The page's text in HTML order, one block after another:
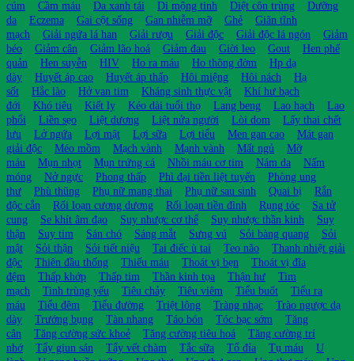
cúm
Cầm máu Da xanh tái Di mộng tinh Diệt côn trùng
Dưỡng
da
Eczema Gai cột sống Gan nhiễm mỡ Ghẻ
Giãn tĩnh
mạch
Giải ngứa lá han Giải rượu Giải độc Giải độc lá ngón
Giảm
béo
Giảm cân Giảm lão hoá Giảm đau Giời leo Gout
Hen phế
quản
Hen suyễn HIV Ho ra máu Ho thông đờm
Hp dạ
dày
Huyết áp cao Huyết áp thấp Hôi miệng Hôi nách
Hạ
sốt
Hắc lào Hở van tim Kháng sinh thực vật
Khí hư bạch
đới
Khó tiêu Kiết lỵ Kéo dài tuổi thọ Lang beng Lao hạch
Lao
phổi
Liền sẹo Liệt dương Liệt nửa người Lòi dom
Lấy thai chết
lưu
Lở ngứa Lợi mật Lợi sữa Lợi tiểu Men gan cao
Mát gan
giải độc
Méo mồm Mạch vành Mạnh vành Mất ngủ
Mỡ
máu
Mụn nhọt Mụn trứng cá Nhồi máu cơ tim Nám da
Nấm
móng
Nở ngực Phong thấp Phì đại tiền liệt tuyến
Phòng ung
thư
Phù thũng Phụ nữ mang thai Phụ nữ sau sinh Quai bị
Rắn
độc cắn
Rối loạn cương dương Rối loạn tiền đình Rụng tóc
Sa tử
cung
Se khít âm đạo Suy nhược cơ thể Suy nhược thần kinh
Suy
thận
Suy tim Sán chó Sáng mắt Sưng vú Sỏi bàng quang
Sỏi
mật
Sỏi thận Sỏi tiết niệu Tai điếc ù tai Teo não
Thanh nhiệt giải
độc
Thiên đầu thống Thiếu máu Thoát vị bẹn
Thoát vị đĩa
đệm
Thấp khớp Thấp tim Thần kinh tọa Thận hư
Tim
mạch
Tinh trùng yếu Tiêu chảy Tiêu viêm Tiểu buốt
Tiểu ra
máu
Tiểu đêm Tiểu đường Triệt lông Tràng nhạc
Trào ngược dạ
dày
Trướng bụng Tàn nhang Táo bón Tóc bạc sớm
Tăng
cân
Tăng cường sức khoẻ Tăng cường tiêu hoá
Tăng cường trí
nhớ
Tẩy giun sán Tẩy vết chàm Tắc sữa Tổ đỉa Tụ máu
U